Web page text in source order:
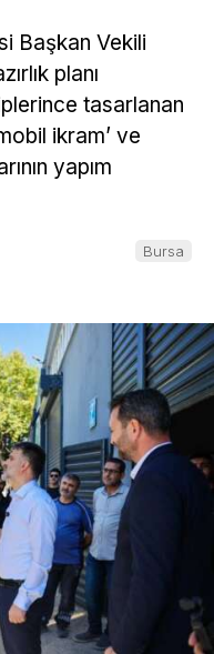
Başkan Vekili
planı
tasarlanan
ikram’ ve
yapım
Bursa